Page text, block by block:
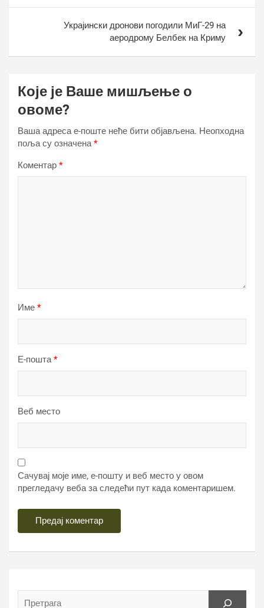
Украјински дронови погодили МиГ-29 на
аеродрому Белбек на Криму
Које је Ваше мишљење о
овоме?
Ваша адреса е-поште неће бити објављена. Неопходна
поља су означена*
Коментар *
Име *
Е-пошта*
Веб место
Сачувај моје име, е-пошту и веб место у овом
прегледачу веба за следећи пут када коментаришем.